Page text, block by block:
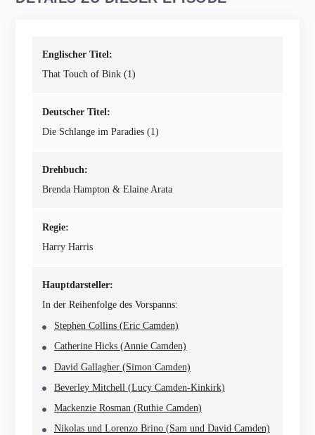
Englischer Titel:
That Touch of Bink (1)
Deutscher Titel:
Die Schlange im Paradies (1)
Drehbuch:
Brenda Hampton & Elaine Arata
Regie:
Harry Harris
Hauptdarsteller:
In der Reihenfolge des Vorspanns:
Stephen Collins (Eric Camden)
Catherine Hicks (Annie Camden)
David Gallagher (Simon Camden)
Beverley Mitchell (Lucy Camden-Kinkirk)
Mackenzie Rosman (Ruthie Camden)
Nikolas und Lorenzo Brino (Sam und David Camden)